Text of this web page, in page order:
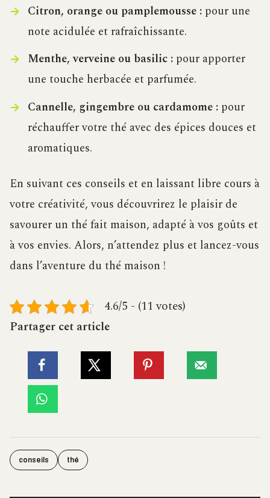
Citron, orange ou pamplemousse :pour une
note acidulée et rafraîchissante.
Menthe, verveine ou basilic :pour apporter
une touche herbacée et parfumée.
Cannelle, gingembre ou cardamome :pour
réchauffer votre thé avec des épices douces et
aromatiques.
En suivant ces conseils et en laissant libre cours à
votre créativité, vous découvrirez le plaisir de
savourer un thé fait maison, adapté à vos goûts et
à vos envies. Alors, n’attendez plus et lancez-vous
dans l’aventure du thé maison !
4.6/5 - (11 votes)
Partager cet article
conseils thé